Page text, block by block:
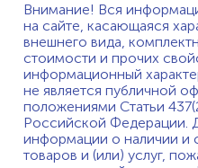
Внимание! Вся
на сайте, касающаяся
внешнего вида,
стоимости и прочих
информационный
не является публичной
положениями Статьи
Российской Федерации.
информации о наличии и
товаров и (или) услуг,